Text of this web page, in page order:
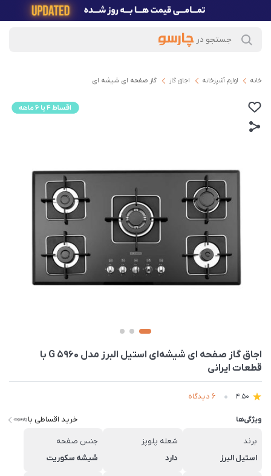
خانه لوازم آشپزخانه اجاق گاز گاز صفحه ای شیشه ای
اجاق گاز صفحه ای شیشه‌ای استیل البرز مدل G 5960 با
قطعات ایرانی
4.50 6 دیدگاه
ویژگی‌ها خرید اقساطی با
برند
استیل البرز
شعله پلوپز
دارد
جنس صفحه
شیشه سکوریت